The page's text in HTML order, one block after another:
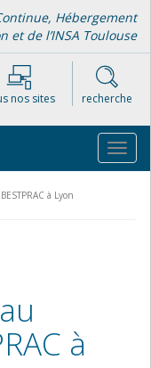
Hébergement
et de l’INSA Toulouse
nos sites recherche
à Lyon
à